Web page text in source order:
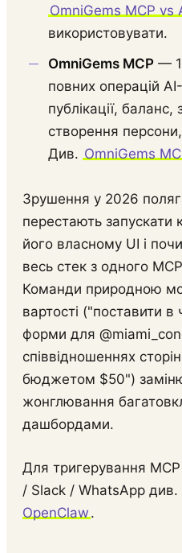
OmniGems MCP vs
використовувати.
OmniGems MCP —
повних операцій
публікації, баланс,
створення персони,
Див. OmniGems
Зрушення у 2026
перестають запускати
його власному UI і
весь стек з одного
Команди природною
вартості ("поставити в
форми для
співвідношеннях
бюджетом $50")
жонглювання
дашбордами.
Для тригерування
/ Slack / WhatsApp див.
OpenClaw.